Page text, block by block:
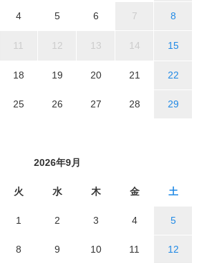
4 5 6 7 8
11 12 13 14 15
18 19 20 21 22
25 26 27 28 29
2026年9月
火 水 木 金 土
1 2 3 4 5
8 9 10 11 12